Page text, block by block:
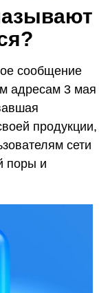
сообщение
адресам 3 мая
продукции,
сети
поры и